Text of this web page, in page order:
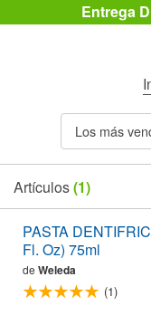
Entrega
Los más
Artículos(1)
PASTA DENTIFRICA
Fl. Oz) 75ml
de Weleda
(1)